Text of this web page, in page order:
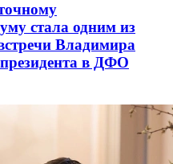
стала одним из
Владимира
в ДФО